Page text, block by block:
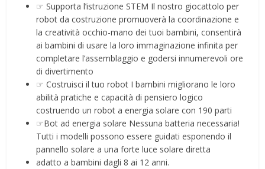
☞ Supporta l’istruzione STEM Il nostro giocattolo per
robot da costruzione promuoverà la coordinazione e
la creatività occhio-mano dei tuoi bambini, consentirà
ai bambini di usare la loro immaginazione infinita per
completare l’assemblaggio e godersi innumerevoli ore
di divertimento
☞ Costruisci il tuo robot I bambini migliorano le loro
abilità pratiche e capacità di pensiero logico
costruendo un robot a energia solare con 190 parti
☞Bot ad energia solare Nessuna batteria necessaria!
Tutti i modelli possono essere guidati esponendo il
pannello solare a una forte luce solare diretta
adatto a bambini dagli 8 ai 12 anni.